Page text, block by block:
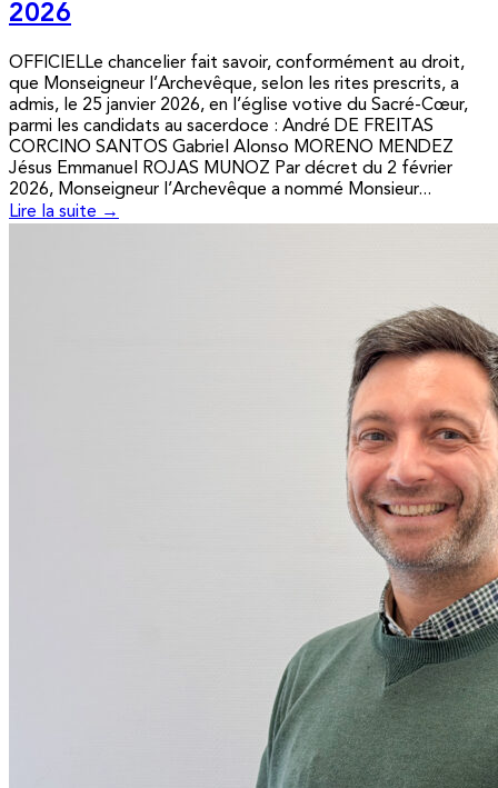
2026
OFFICIELLe chancelier fait savoir, conformément au droit,
que Monseigneur l’Archevêque, selon les rites prescrits, a
admis, le 25 janvier 2026, en l’église votive du Sacré-Cœur,
parmi les candidats au sacerdoce : André DE FREITAS
CORCINO SANTOS Gabriel Alonso MORENO MENDEZ
Jésus Emmanuel ROJAS MUNOZ Par décret du 2 février
2026, Monseigneur l’Archevêque a nommé Monsieur...
Lire la suite →